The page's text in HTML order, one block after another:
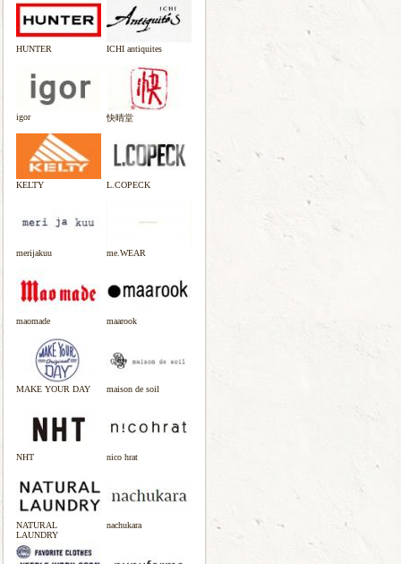
HUNTER ICHI antiquites
igor 快晴堂
KELTY L.COPECK
merijakuu me.WEAR
maomade maarook
MAKE YOUR DAY maison de soil
NHT nico hrat
NATURAL
LAUNDRY
nachukara